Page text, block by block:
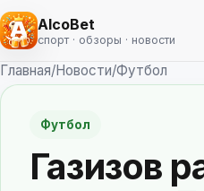
AlcoBet
спорт · обзоры · новости
Главная/Новости/Футбол
Футбол
Газизов